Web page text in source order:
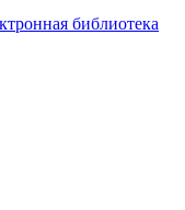
библиотека